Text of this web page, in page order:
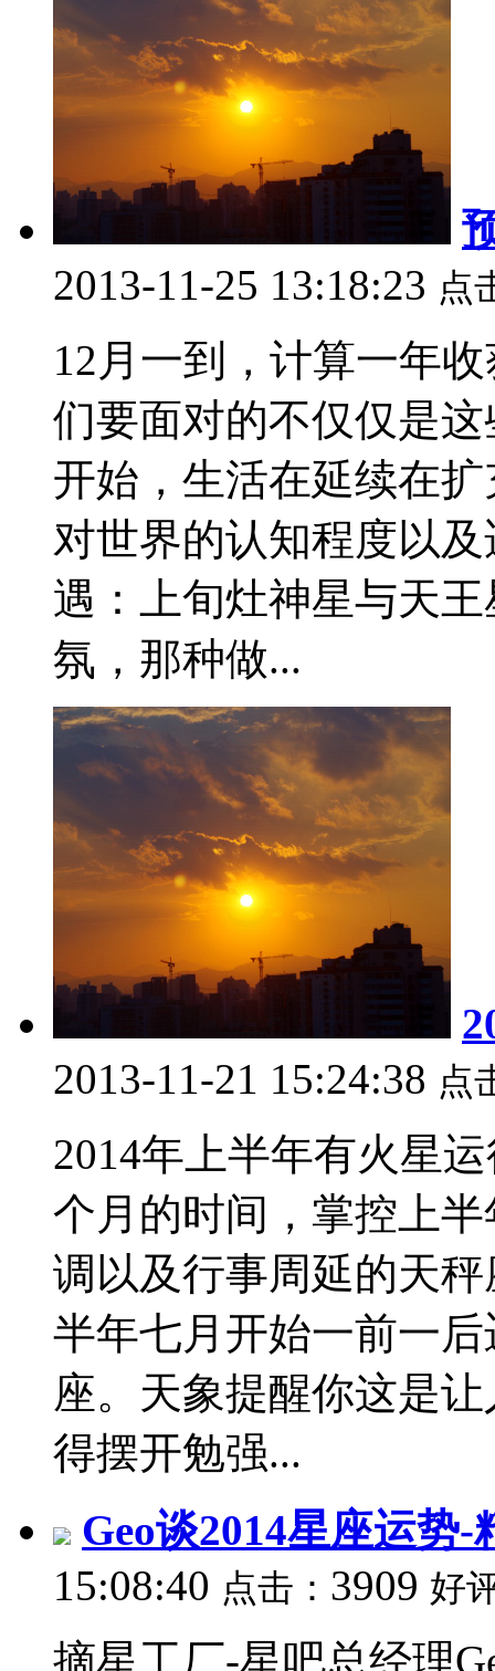
2013-11-25 13:18:23 点
12月一到，计算一年
们要面对的不仅仅是
开始，生活在延续在
对世界的认知程度以
遇：上旬灶神星与天
氛，那种做...
2013-11-21 15:24:38 点
2014年上半年有火星
个月的时间，掌控上
调以及行事周延的天
半年七月开始一前一
座。天象提醒你这是
得摆开勉强...
Geo谈2014星座运势-
15:08:40 点击： 3909 好
摘星工厂-星吧总经理